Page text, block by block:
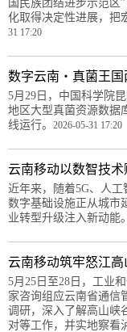
国民族团结进步示范区
化取得决定性进展，把
31 17:20
数字云南・真菌王
5月29日，中国科学院
地区大型真菌资源数据
线运行。 2026-05-31 17:20
云南移动以数智技
近年来，随着5G、人
数字基础设施正从城市
业转型升级注入新动能。
云南移动筑牢怒江
5月25日至28日，工业
家咨询组应云南省通信
调研，深入了解高山峡
对等工作，并实地察看